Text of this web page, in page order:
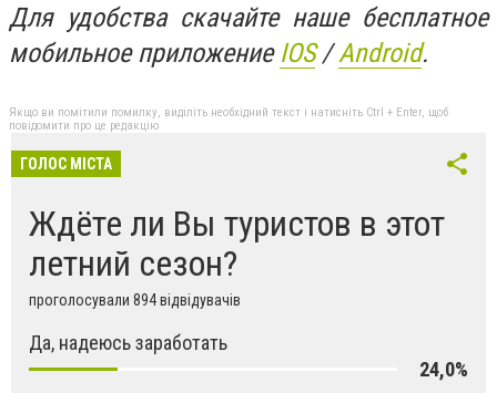
Для удобства скачайте наше бесплатное
мобильное приложение IOS/Android.
Якщо ви помітили помилку, виділіть необхідний текст і натисніть Ctrl + Enter, щоб
повідомити про це редакцію
ГОЛОС МІСТА
Ждёте ли Вы туристов в этот
летний сезон?
проголосували 894 відвідувачів
Да, надеюсь заработать
24,0%